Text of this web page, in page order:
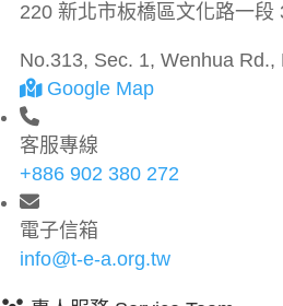
220 新北市板橋區文化路一段
No.313, Sec. 1, Wenhua
Google Map
客服專線
+886 902 380 272
電子信箱
info@t-e-a.org.tw